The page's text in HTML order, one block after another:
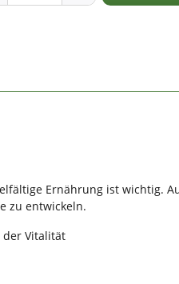
Ernährung ist wichtig.
zu entwickeln.
der Vitalität